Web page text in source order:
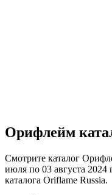
Орифлейм
Смотрите каталог
июля по 03 августа
каталога Oriflame Russia.